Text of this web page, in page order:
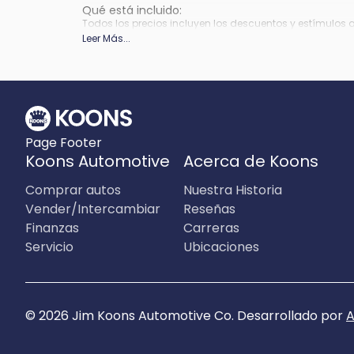
Qué está incluido:
Todos los precios incluyen los descuentos y
depender de los períodos del programa de incentivos
Leer Más...
Page Footer
Koons Automotive
Comprar autos
Vender/Intercambiar
Finanzas
Servicio
Acerca de Koons
Nuestra Historia
Reseñas
Carreras
Ubicaciones
© 2026 Jim Koons Automotive Co. Desarrollado por